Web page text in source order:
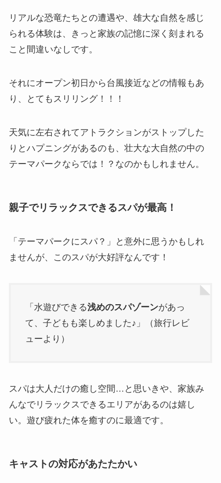
リアルな恐竜たちとの遭遇や、雄大な自然を感じ
られる体験は、きっと家族の記憶に深く刻まれる
こと間違いなしです。
それにオープン初日から台風接近などの情報もあ
り、とてもスリリング！！！
天気に左右されてアトラクションがストップした
りとハプニングがあるのも、壮大な大自然の中の
テーマパークならでは！？なのかもしれません。
親子でリラックスできるスパが最高！
「テーマパークにスパ？」と意外に思うかもしれ
ませんが、このスパが大好評なんです！
「水遊びできる浅めのスパゾーンがあっ
て、子どもも楽しめました♪」（旅行レビ
ューより）
スパは大人だけの癒し空間…と思いきや、家族み
んなでリラックスできるエリアがあるのは嬉し
い。遊び疲れた体を癒すのに最適です。
キャストの対応があたたかい